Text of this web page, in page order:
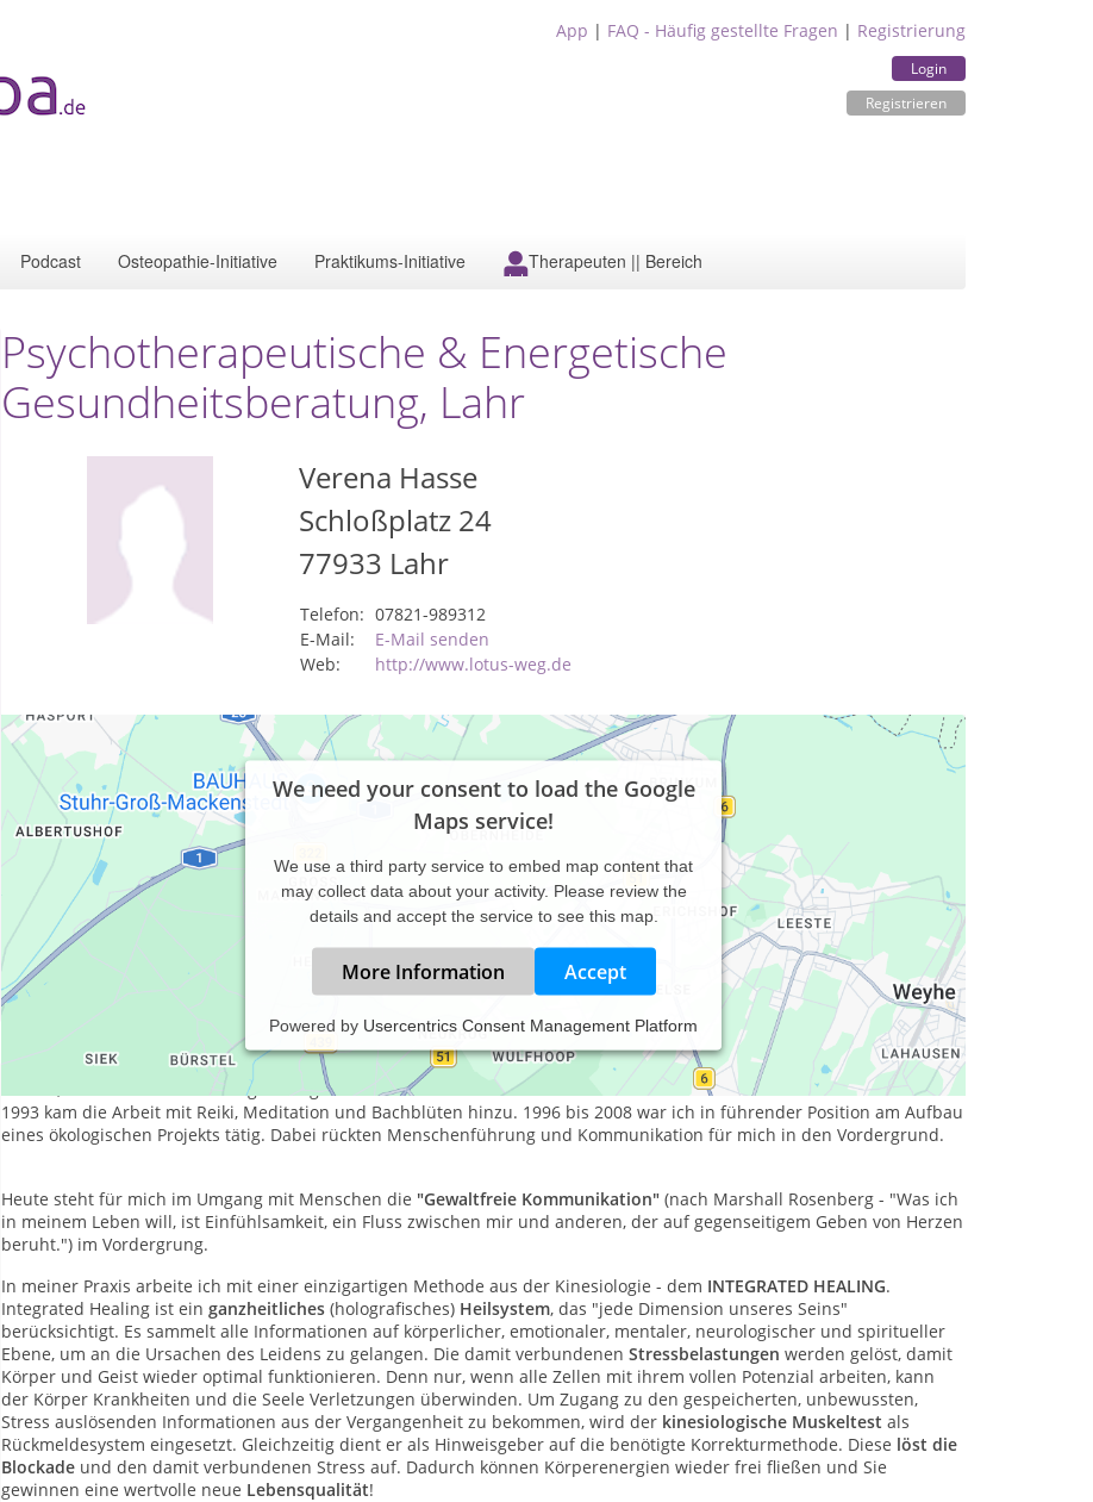
App | FAQ - Häufig gestellte Fragen | Registrierung
Login
Registrieren
Podcast Osteopathie-Initiative Praktikums-Initiative Therapeuten || Bereich
Psychotherapeutische & Energetische
Gesundheitsberatung, Lahr
Verena Hasse
Schloßplatz 24
77933 Lahr
Telefon: 07821-989312
E-Mail:
E-Mail senden
Web:
http://www.lotus-weg.de
We need your consent to load the Google
Maps service!
We use a third party service to embed map content that
may collect data about your activity. Please review the
details and accept the service to see this map.
More Information Accept
Powered by Usercentrics Consent Management Platform
Geboren 1964 und Mutter von vier wunderbaren Töchtern. Seit meinem 16 Lebensjahr beschäftige ich mich mit
vollwertiger Ernährung und allen Bereichen, die zu einer gesunden Lebensweise beitragen - speziell die psychischen
Anteile, die zu einer Erkrankung beitragen.
1993 kam die Arbeit mit Reiki, Meditation und Bachblüten hinzu. 1996 bis 2008 war ich in führender Position am Aufbau
eines ökologischen Projekts tätig. Dabei rückten Menschenführung und Kommunikation für mich in den Vordergrund.
Heute steht für mich im Umgang mit Menschen die "Gewaltfreie Kommunikation" (nach Marshall Rosenberg - "Was ich
in meinem Leben will, ist Einfühlsamkeit, ein Fluss zwischen mir und anderen, der auf gegenseitigem Geben von Herzen
beruht.") im Vordergrung.
In meiner Praxis arbeite ich mit einer einzigartigen Methode aus der Kinesiologie - dem INTEGRATED HEALING.
Integrated Healing ist ein ganzheitliches (holografisches) Heilsystem, das "jede Dimension unseres Seins"
berücksichtigt. Es sammelt alle Informationen auf körperlicher, emotionaler, mentaler, neurologischer und spiritueller
Ebene, um an die Ursachen des Leidens zu gelangen. Die damit verbundenen Stressbelastungen werden gelöst, damit
Körper und Geist wieder optimal funktionieren. Denn nur, wenn alle Zellen mit ihrem vollen Potenzial arbeiten, kann
der Körper Krankheiten und die Seele Verletzungen überwinden. Um Zugang zu den gespeicherten, unbewussten,
Stress auslösenden Informationen aus der Vergangenheit zu bekommen, wird der kinesiologische Muskeltest als
Rückmeldesystem eingesetzt. Gleichzeitig dient er als Hinweisgeber auf die benötigte Korrekturmethode. Diese löst die
Blockade und den damit verbundenen Stress auf. Dadurch können Körperenergien wieder frei fließen und Sie
gewinnen eine wertvolle neue Lebensqualität!